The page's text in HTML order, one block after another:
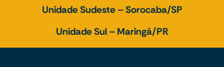
Unidade Sudeste – Sorocaba/SP
Unidade Sul – Maringá/PR